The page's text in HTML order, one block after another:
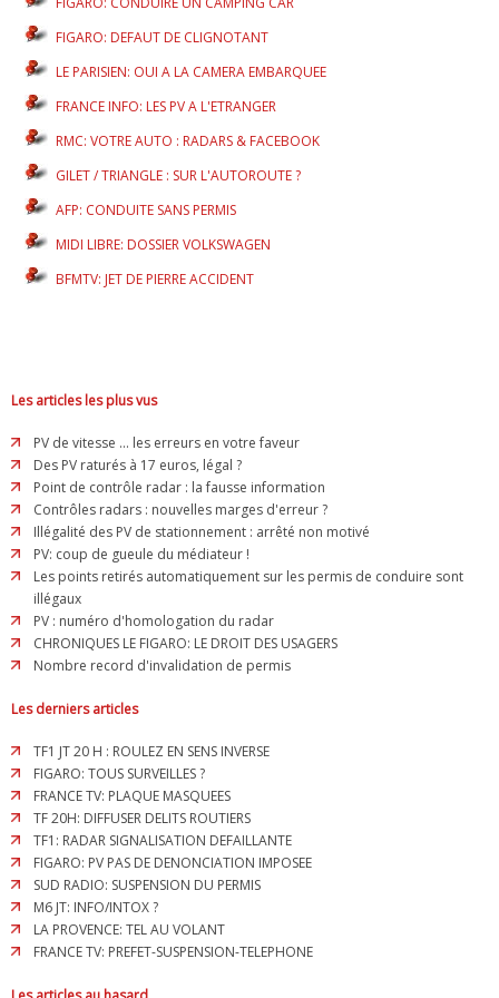
FIGARO: DEFAUT DE CLIGNOTANT
LE PARISIEN: OUI A LA CAMERA EMBARQUEE
FRANCE INFO: LES PV A L'ETRANGER
RMC: VOTRE AUTO : RADARS & FACEBOOK
GILET / TRIANGLE : SUR L'AUTOROUTE ?
AFP: CONDUITE SANS PERMIS
MIDI LIBRE: DOSSIER VOLKSWAGEN
BFMTV: JET DE PIERRE ACCIDENT
Les articles les plus vus
PV de vitesse ... les erreurs en votre faveur
Des PV raturés à 17 euros, légal ?
Point de contrôle radar : la fausse information
Contrôles radars : nouvelles marges d'erreur ?
Illégalité des PV de stationnement : arrêté non motivé
PV: coup de gueule du médiateur !
Les points retirés automatiquement sur les permis de conduire sont
illégaux
PV : numéro d'homologation du radar
CHRONIQUES LE FIGARO: LE DROIT DES USAGERS
Nombre record d'invalidation de permis
Les derniers articles
TF1 JT 20 H : ROULEZ EN SENS INVERSE
FIGARO: TOUS SURVEILLES ?
FRANCE TV: PLAQUE MASQUEES
TF 20H: DIFFUSER DELITS ROUTIERS
TF1: RADAR SIGNALISATION DEFAILLANTE
FIGARO: PV PAS DE DENONCIATION IMPOSEE
SUD RADIO: SUSPENSION DU PERMIS
M6 JT: INFO/INTOX ?
LA PROVENCE: TEL AU VOLANT
FRANCE TV: PREFET-SUSPENSION-TELEPHONE